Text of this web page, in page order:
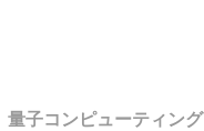
量子コンピューティング